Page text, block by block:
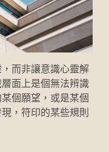
而非讓意識心靈解
面上是個無法辨識
個願望，或是某個
，符印的某些規則